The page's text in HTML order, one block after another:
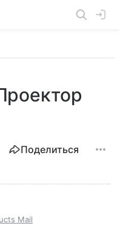
Поделиться
Mail